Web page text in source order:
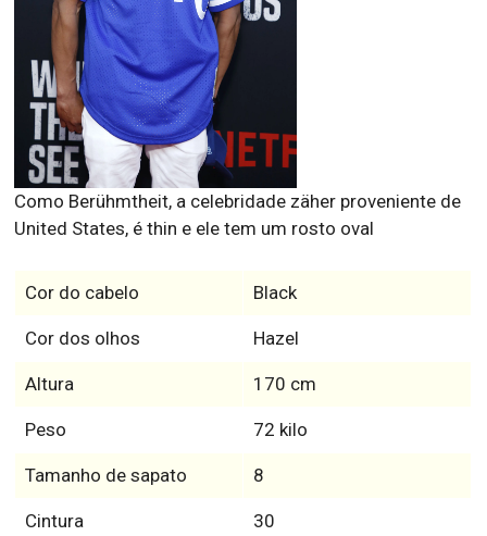
Como Berühmtheit, a celebridade zäher proveniente de
United States, é thin e ele tem um rosto oval
Cor do cabelo Black
Cor dos olhos Hazel
Altura 170 cm
Peso 72 kilo
Tamanho de sapato 8
Cintura 30